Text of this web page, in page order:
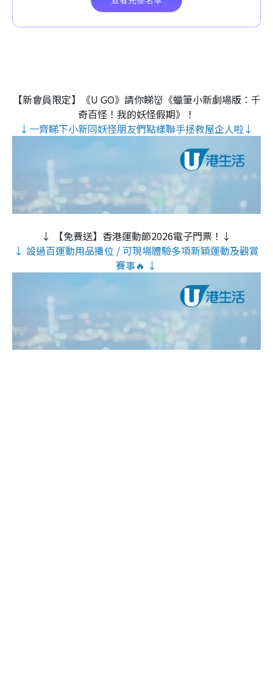
【新會員限定】《U GO》請你睇👹《蠟筆小新劇場版：千
奇百怪！我的妖怪假期》！
↓一齊睇下小新同妖怪朋友們點樣聯手拯救屋企人啦↓
↓ 【免費送】香港運動節2026電子門票！↓
↓ 設過百運動用品攤位 / 可現場體驗多項新穎運動及觀賞
賽事🔥 ↓